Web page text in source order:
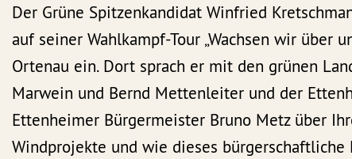
Der Grüne Spitzenkandidat Winfried
auf seiner Wahlkampf-Tour „Wachsen wir über
Ortenau ein. Dort sprach er mit den grünen
Marwein und Bernd Mettenleiter und der
Ettenheimer Bürgermeister Bruno Metz über
Windprojekte und wie dieses bürgerschaftliche